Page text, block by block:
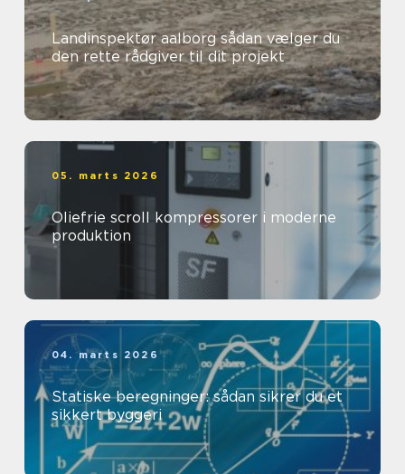
Landinspektør aalborg sådan vælger du
den rette rådgiver til dit projekt
05. marts 2026
Oliefrie scroll kompressorer i moderne
produktion
04. marts 2026
Statiske beregninger: sådan sikrer du et
sikkert byggeri